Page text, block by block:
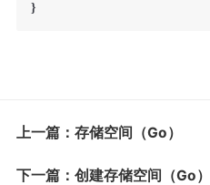
}
上一篇：存储空间（Go）
下一篇：创建存储空间（Go）